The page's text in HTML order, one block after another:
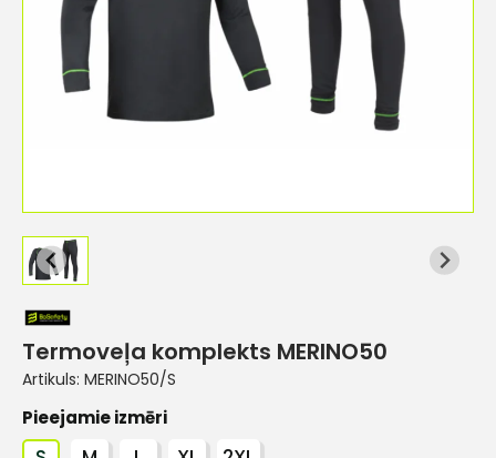
Termoveļa komplekts MERINO50
Artikuls: MERINO50/S
Pieejamie izmēri